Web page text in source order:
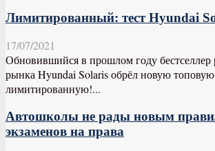
Лимитированный: тест Hyundai
17/07/2021
Обновившийся в прошлом году бестселлер
рынка Hyundai Solaris обрёл новую
лимитированную!...
Автошколы не рады новым
экзаменов на права